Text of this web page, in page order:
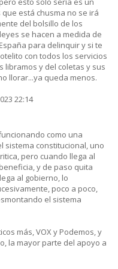
está chusma no se irá
del bolsillo de los
se hacen a medida de
para delinquir y si te
con todos los servicios
libramos y del coletas y sus
llorar...ya queda menos.
22:14
como una
constitucional, uno
pero cuando llega al
y de paso quita
al gobierno, lo
poco a poco,
el sistema
más, VOX y Podemos, y
la mayor parte del apoyo a